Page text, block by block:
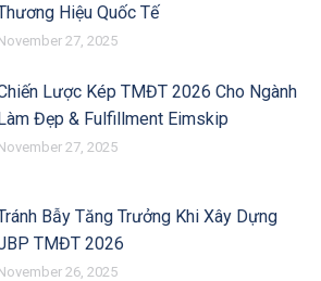
Hiệu Quốc Tế
27, 2025
Lược Kép TMĐT 2026 Cho Ngành
Đẹp & Fulfillment Eimskip
27, 2025
Bẫy Tăng Trưởng Khi Xây Dựng
TMĐT 2026
26, 2025